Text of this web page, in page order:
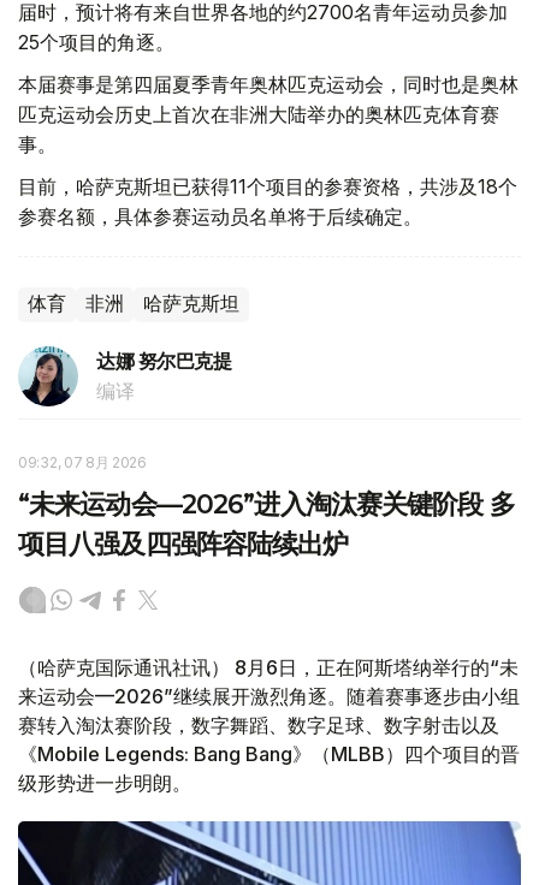
届时，预计将有来自世界各地的约2700名青年运动员参加
25个项目的角逐。
本届赛事是第四届夏季青年奥林匹克运动会，同时也是奥林
匹克运动会历史上首次在非洲大陆举办的奥林匹克体育赛
事。
目前，哈萨克斯坦已获得11个项目的参赛资格，共涉及18个
参赛名额，具体参赛运动员名单将于后续确定。
体育 非洲 哈萨克斯坦
达娜 努尔巴克提
编译
09:32, 07 8月 2026
“未来运动会—2026”进入淘汰赛关键阶段 多
项目八强及四强阵容陆续出炉
（哈萨克国际通讯社讯） 8月6日，正在阿斯塔纳举行的“未
来运动会—2026”继续展开激烈角逐。随着赛事逐步由小组
赛转入淘汰赛阶段，数字舞蹈、数字足球、数字射击以及
《Mobile Legends: Bang Bang》（MLBB）四个项目的晋
级形势进一步明朗。